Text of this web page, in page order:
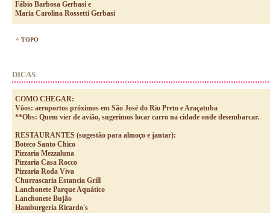
Fábio Barbosa Gerbasi e
Maria Carolina Rossetti Gerbasi
^ TOPO
DICAS
COMO CHEGAR:
Vôos: aeroportos próximos em São José do Rio Preto e Araçatuba
**Obs: Quem vier de avião, sugerimos locar carro na cidade onde desembarcar.
RESTAURANTES (sugestão para almoço e jantar):
Boteco Santo Chico
Pizzaria Mezzaluna
Pizzaria Casa Rocco
Pizzaria Roda Viva
Churrascaria Estancia Grill
Lanchonete Parque Aquático
Lanchonete Bujão
Hamburgeria Ricardo's